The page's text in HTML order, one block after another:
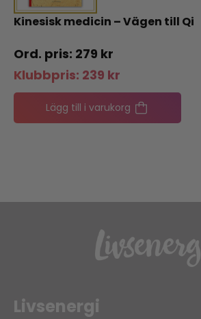
Kinesisk medicin – Vägen till Qi
279 kr
Klubbpris: 239 kr
Lägg till i varukorg
Livsenergi